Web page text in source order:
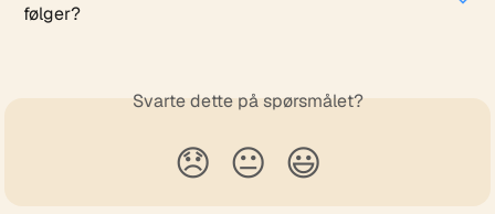
følger?
Svarte dette på spørsmålet?
😞 😐 😃